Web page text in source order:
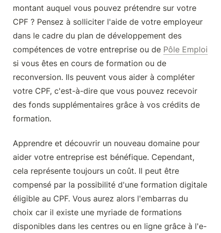
montant auquel vous pouvez prétendre sur votre
CPF ? Pensez à solliciter l'aide de votre employeur
dans le cadre du plan de développement des
compétences de votre entreprise ou de Pôle Emploi
si vous êtes en cours de formation ou de
reconversion. Ils peuvent vous aider à compléter
votre CPF, c'est-à-dire que vous pouvez recevoir
des fonds supplémentaires grâce à vos crédits de
formation.
Apprendre et découvrir un nouveau domaine pour
aider votre entreprise est bénéfique. Cependant,
cela représente toujours un coût. Il peut être
compensé par la possibilité d'une formation digitale
éligible au CPF. Vous aurez alors l'embarras du
choix car il existe une myriade de formations
disponibles dans les centres ou en ligne grâce à l'e-